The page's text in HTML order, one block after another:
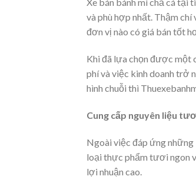
và phù hợp nhất. Thậm
đơn vị nào có giá bán tốt
Khi đã lựa chọn được một
phí và việc kinh doanh trở
hình chuỗi thì
Cung cấp nguyên liệu
Ngoài việc đáp ứng
loại thực phẩm tươi ngon
lợi nhuận cao.